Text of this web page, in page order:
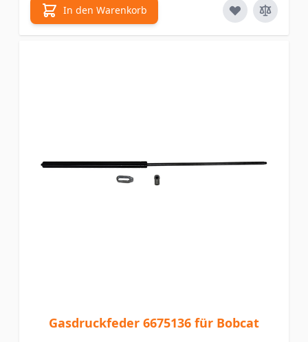
In den Warenkorb
Gasdruckfeder 6675136 für Bobcat